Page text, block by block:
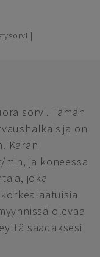
|
sorvi. Tämän
on
Karan
ja koneessa
joka
olevaa
saadaksesi